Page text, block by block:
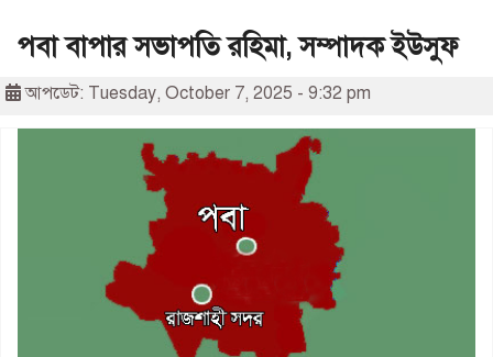
পবা বাপার সভাপতি রহিমা, সম্পাদক ইউসুফ
আপডেট: Tuesday, October 7, 2025 - 9:32 pm